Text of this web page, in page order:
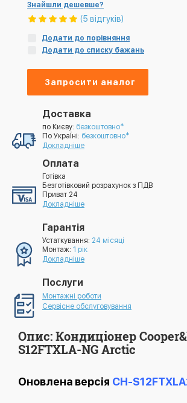
Знайшли дешевше?
(5 відгуків)
Додати до порівняння
Додати до списку бажань
Запросити аналог
Доставка
по Києву: безкоштовно*
По УкраЇні: безкоштовно*
Докладніше
Оплата
Готівка
Безготівковий розрахунок з ПДВ
Приват 24
Докладніше
Гарантія
Устаткування: 24 місяці
Монтаж: 1 рік
Докладніше
Послуги
Монтажні роботи
Сервісне обслуговування
Опис: Кондиціонер
S12FTXLA-NG Arctic
Оновлена ​​версія CH-